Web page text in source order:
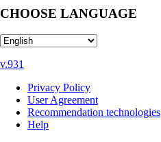
CHOOSE LANGUAGE
v.931
Privacy Policy
User Agreement
Recommendation technologies
Help